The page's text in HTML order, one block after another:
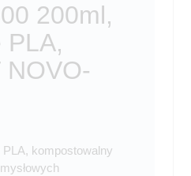
200ml,
PLA,
NOVO-
kompostowalny